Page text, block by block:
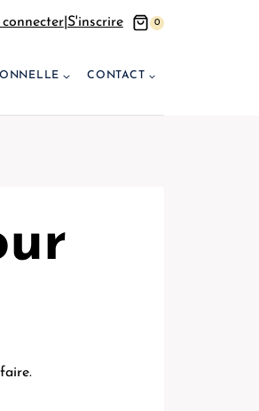
connecter| S'inscrire 0
CONTACT